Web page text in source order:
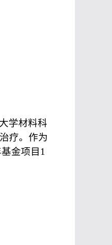
学材料科
疗。作为
金项目1